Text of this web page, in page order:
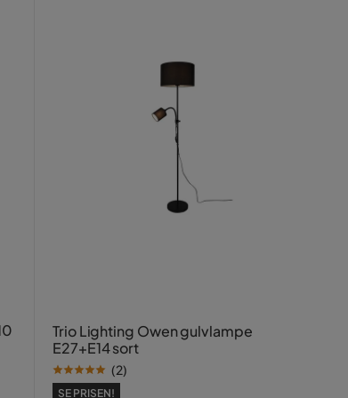
Trio Lighting Owen gulvlampe
E27+E14 sort
(2)
SE PRISEN!